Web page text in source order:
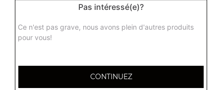
32 AVENUE DU 20E CORPS
54000 NANCY
Pas intéressé(e)?
Ce n'est pas grave, nous avons plein d'autres produits
pour vous!
CONTINUEZ